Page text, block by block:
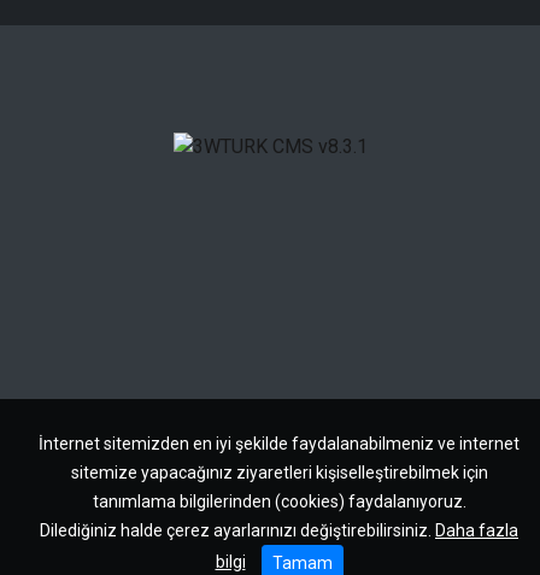
İnternet sitemizden en iyi şekilde faydalanabilmeniz ve internet
sitemize yapacağınız ziyaretleri kişiselleştirebilmek için
tanımlama bilgilerinden (cookies) faydalanıyoruz.
Dilediğiniz halde çerez ayarlarınızı değiştirebilirsiniz. Daha fazla
bilgi
Tamam